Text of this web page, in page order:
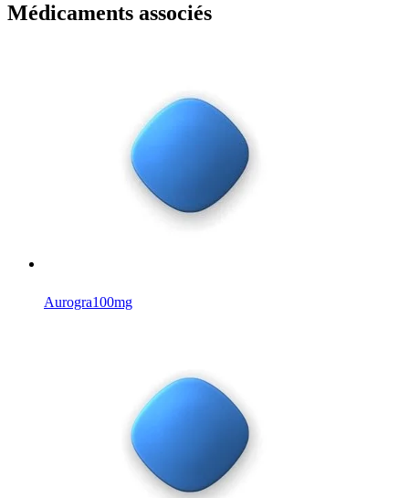
Médicaments associés
Aurogra100mg